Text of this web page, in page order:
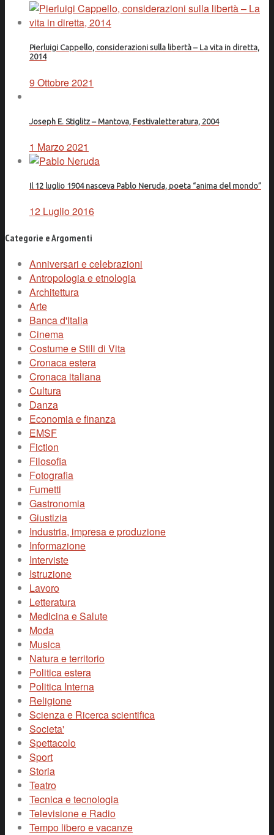
Pierluigi Cappello, considerazioni sulla libertà – La vita in diretta,
2014
9 Ottobre 2021
Joseph E. Stiglitz – Mantova, Festivaletteratura, 2004
1 Marzo 2021
Il 12 luglio 1904 nasceva Pablo Neruda, poeta “anima del mondo”
12 Luglio 2016
Categorie e Argomenti
Anniversari e celebrazioni
Antropologia e etnologia
Architettura
Arte
Banca d'Italia
Cinema
Costume e Stili di Vita
Cronaca estera
Cronaca italiana
Cultura
Danza
Economia e finanza
EMSF
Fiction
Filosofia
Fotografia
Fumetti
Gastronomia
Giustizia
Industria, impresa e produzione
Informazione
Interviste
Istruzione
Lavoro
Letteratura
Medicina e Salute
Moda
Musica
Natura e territorio
Politica estera
Politica Interna
Religione
Scienza e Ricerca scientifica
Societa'
Spettacolo
Sport
Storia
Teatro
Tecnica e tecnologia
Televisione e Radio
Tempo libero e vacanze